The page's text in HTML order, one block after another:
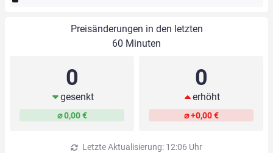
Preisänderungen in den letzten
60 Minuten
0
gesenkt
⌀ 0,00 €
0
erhöht
⌀ +0,00 €
Letzte Aktualisierung: 12:06 Uhr